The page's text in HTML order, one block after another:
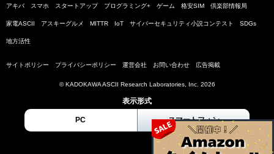
アキバ スマホ スタートアップ プログラミング+ ゲーム 格安SIM 倶楽部情報局
家電ASCII アスキーグルメ MITTR IoT サイバーセキュリティ小説コンテスト SDGs
地方活性
サイトポリシー プライバシーポリシー 運営会社 お問い合わせ 広告掲載
© KADOKAWA ASCII Research Laboratories, Inc. 2026
表示形式
PC スマートフォン